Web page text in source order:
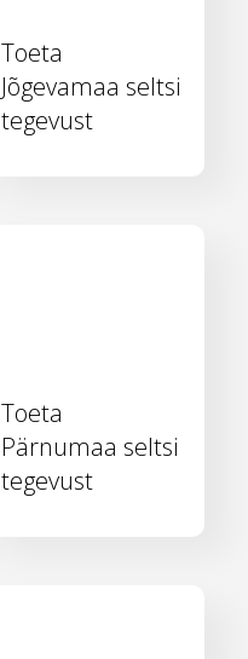
Toeta
Jõgevamaa seltsi
tegevust
Toeta
Pärnumaa seltsi
tegevust